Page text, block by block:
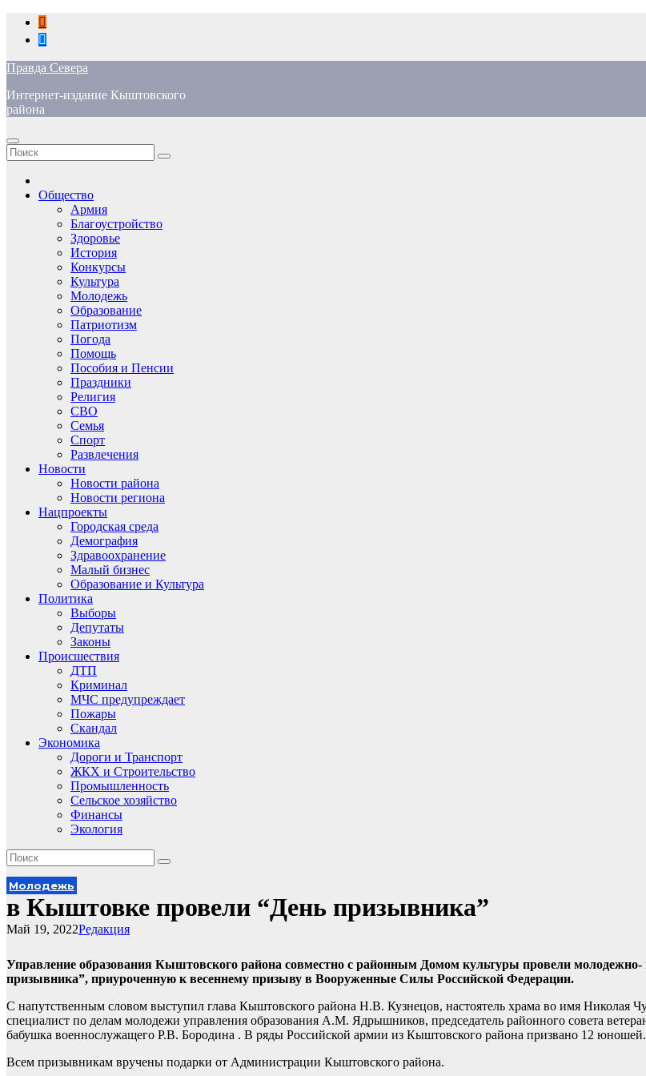
Перейти
содержимому
Правда Севера
Интернет-издание Кыштовского
района
Общество
Армия
Благоустройство
Здоровье
История
Конкурсы
Культура
Молодежь
Образование
Патриотизм
Погода
Помощь
Пособия и Пенсии
Праздники
Религия
СВО
Семья
Спорт
Развлечения
Новости
Новости района
Новости региона
Нацпроекты
Городская среда
Демография
Здравоохранение
Малый бизнес
Образование и Культура
Политика
Выборы
Депутаты
Законы
Происшествия
ДТП
Криминал
МЧС предупреждает
Пожары
Скандал
Экономика
Дороги и Транспорт
ЖКХ и Строительство
Промышленность
Сельское хозяйство
Финансы
Экология
Молодежь
в Кыштовке провели “День призывника”
Редакция
Май 19, 2022
Управление образования Кыштовского района совместно с районным Домом культуры провели
призывника”, приуроченную к весеннему призыву в Вооруженные Силы Российской Федерации.
С напутственным словом выступил глава Кыштовского района Н.В. Кузнецов, настоятель храма во имя Николая
специалист по делам молодежи управления образования А.М. Ядрышников, председатель районного совета
бабушка военнослужащего Р.В. Бородина . В ряды Российской армии из Кыштовского района призвано 12 юношей.
Всем призывникам вручены подарки от Администрации Кыштовского района.